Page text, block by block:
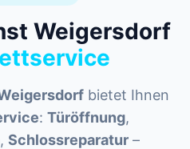
Weigersdorf
bietet Ihnen
: Türöffnung,
, Schlossreparatur–